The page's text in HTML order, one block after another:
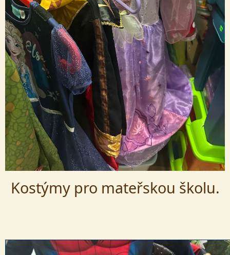
Kostýmy pro mateřskou školu.